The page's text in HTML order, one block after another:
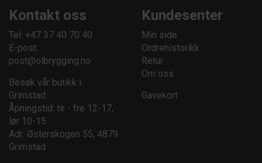
Kontakt oss
Tel: +47 37 40 70 40
E-post:
post@olbrygging.no
Besøk vår butikk i
Grimstad:
Åpningstid: tir - fre 12-17,
lør 10-15
Adr: Østerskogen 55, 4879
Grimstad
Kundesenter
Min side
Ordrehistorikk
Retur
Om oss
Gavekort